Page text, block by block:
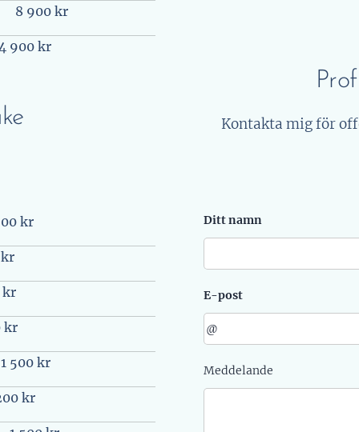
8 900 kr
900 kr
kr
kr
kr
1 500 kr
kr
Kontakta mig för
Ditt namn
E-post
Meddelande